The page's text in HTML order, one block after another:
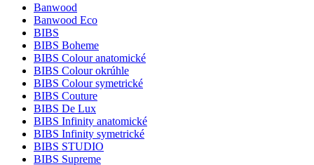
Banwood
Banwood Eco
BIBS
BIBS Boheme
BIBS Colour anatomické
BIBS Colour okrúhle
BIBS Colour symetrické
BIBS Couture
BIBS De Lux
BIBS Infinity anatomické
BIBS Infinity symetrické
BIBS STUDIO
BIBS Supreme